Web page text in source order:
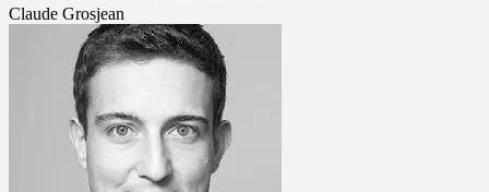
Claude Grosjean